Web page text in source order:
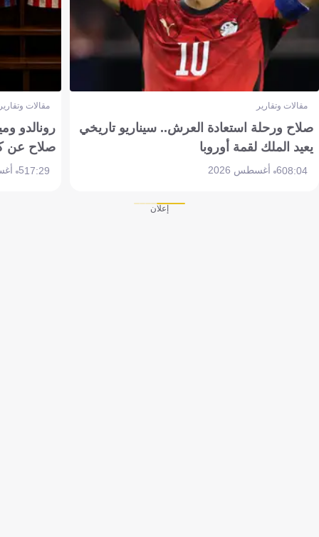
مقالات وتقارير
صلاح ورحلة استعادة العرش.. سيناريو تاريخي
يعيد الملك لقمة أوروبا
08:046 أغسطس 2026
مقالات
رونالدو
صلاح عن
17:295 أغسطس 2026
إعلان